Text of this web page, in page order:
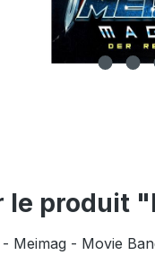
le produit
Meimag - Movie